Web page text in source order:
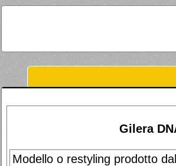
Gilera
Modello o restyling prodotto